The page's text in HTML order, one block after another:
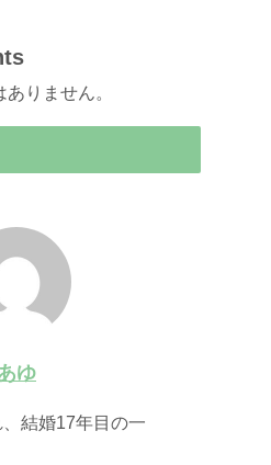
りません。
ゆ
、結婚17年目の一